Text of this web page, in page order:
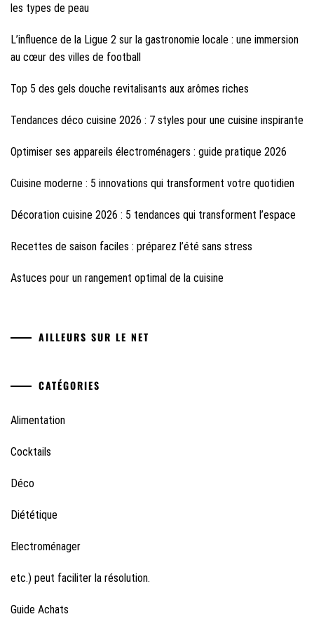
les types de peau
L’influence de la Ligue 2 sur la gastronomie locale : une immersion
au cœur des villes de football
Top 5 des gels douche revitalisants aux arômes riches
Tendances déco cuisine 2026 : 7 styles pour une cuisine inspirante
Optimiser ses appareils électroménagers : guide pratique 2026
Cuisine moderne : 5 innovations qui transforment votre quotidien
Décoration cuisine 2026 : 5 tendances qui transforment l’espace
Recettes de saison faciles : préparez l’été sans stress
Astuces pour un rangement optimal de la cuisine
AILLEURS SUR LE NET
CATÉGORIES
Alimentation
Cocktails
Déco
Diététique
Electroménager
etc.) peut faciliter la résolution.
Guide Achats